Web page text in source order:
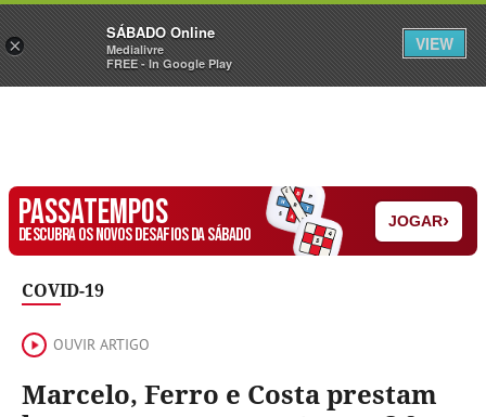
Sábado Assine Iniciar Sessão
PASSATEMPOS
DESCUBRA OS NOVOS DESAFIOS DA SÁBADO
JOGAR›
COVID-19
OUVIR ARTIGO
Marcelo, Ferro e Costa prestam
×
SÁBADO Online
Medialivre
FREE - In Google Play
VIEW